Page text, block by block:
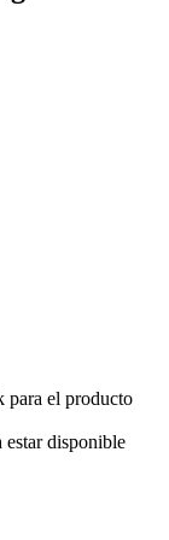
para el producto
estar disponible